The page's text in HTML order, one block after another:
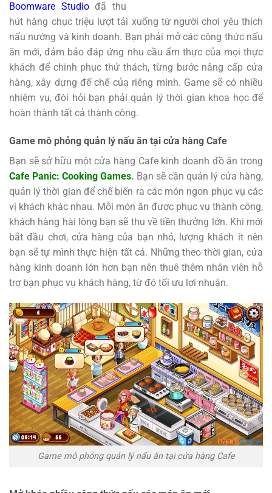
Boomware Studiođã thu
hút hàng chục triệu lượt tải xuống từ người chơi yêu thích
nấu nướng và kinh doanh. Bạn phải mở các công thức nấu
ăn mới, đảm bảo đáp ứng nhu cầu ẩm thực của mọi thực
khách để chinh phục thử thách, từng bước nâng cấp cửa
hàng, xây dựng đế chế của riêng minh. Game sẽ có nhiều
nhiệm vụ, đòi hỏi bạn phải quản lý thời gian khoa học để
hoàn thành tất cả thành công.
Game mô phỏng quản lý nấu ăn tại cửa hàng Cafe
Bạn sẽ sở hữu một cửa hàng Cafe kinh doanh đồ ăn trong
Cafe Panic: Cooking Games. Bạn sẽ cần quản lý cửa hàng,
quản lý thời gian để chế biến ra các món ngon phục vụ các
vị khách khác nhau. Mỗi món ăn được phục vụ thành công,
khách hàng hài lòng bạn sẽ thu về tiền thưởng lớn. Khi mới
bắt đầu chơi, cửa hàng của bạn nhỏ, lượng khách ít nên
bạn sẽ tự mình thực hiện tất cả. Những theo thời gian, cửa
hàng kinh doanh lớn hơn bạn nên thuê thêm nhân viên hỗ
trợ bạn phục vụ khách hàng, từ đó tối ưu lợi nhuận.
Game mô phỏng quản lý nấu ăn tại cửa hàng Cafe